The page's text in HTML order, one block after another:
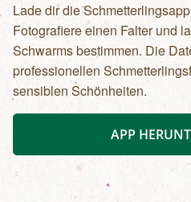
Lade dir die
Fotografiere einen Falter und
Schwarms bestimmen. Die
professionellen
sensiblen Schönheiten.
APP